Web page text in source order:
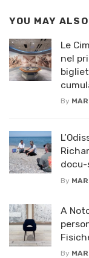
YOU MAY
Le
nel
By
docu-
By
A
By